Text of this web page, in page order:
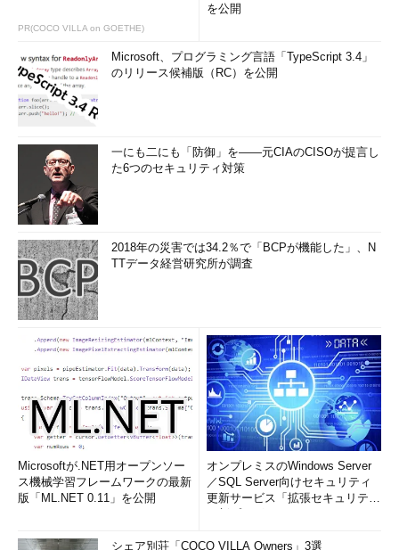
PR(COCO VILLA on GOETHE)
を公開
Microsoft、プログラミング言語「TypeScript 3.4」
のリリース候補版（RC）を公開
一にも二にも「防御」を――元CIAのCISOが提言し
た6つのセキュリティ対策
2018年の災害では34.2％で「BCPが機能した」、N
TTデータ経営研究所が調査
Microsoftが.NET用オープンソー
ス機械学習フレームワークの最新
版「ML.NET 0.11」を公開
オンプレミスのWindows Server
／SQL Server向けセキュリティ
更新サービス「拡張セキュリティ
シェア別荘「COCO VILLA Owners」3選